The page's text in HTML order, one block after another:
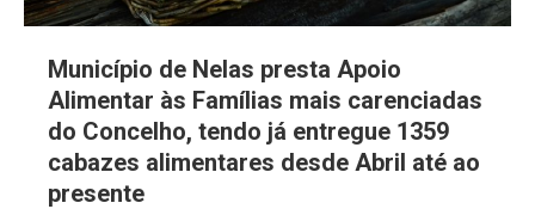
Município de Nelas presta Apoio
Alimentar às Famílias mais carenciadas
do Concelho, tendo já entregue 1359
cabazes alimentares desde Abril até ao
presente